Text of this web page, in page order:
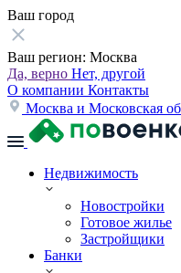
Ваш город
Ваш регион: Москва
Да, верно Нет, другой
О компании Контакты
Москва и Московская
Недвижимость
Новостройки
Готовое жилье
Застройщики
Банки